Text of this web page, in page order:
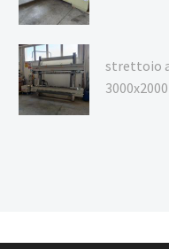
strettoio a